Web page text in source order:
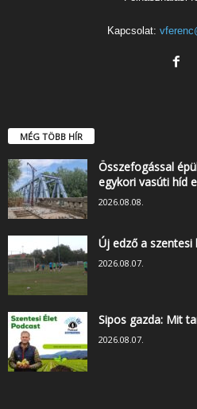
Kapcsolat:
MÉG TÖBB HÍR
Összefogással
egykori vasúti híd
2026.08.08.
Új edző a
2026.08.07.
Sipos gazda: Mit
2026.08.07.